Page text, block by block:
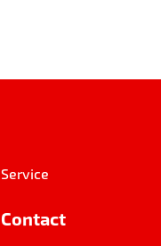
Service
Contact